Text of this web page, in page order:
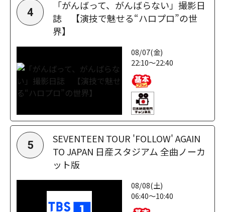
4
「がんばって、がんばらない」撮影日
誌 【演技で魅せる“ハロプロ”の世
界】
08/07(金)
22:10～22:40
5
SEVENTEEN TOUR 'FOLLOW' AGAIN
TO JAPAN 日産スタジアム 全曲ノーカ
ット版
08/08(土)
06:40～10:40